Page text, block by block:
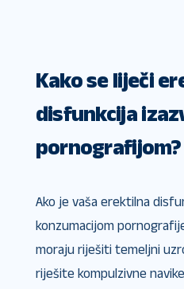
Kako se liječi
disfunkcija
pornografijom?
Ako je vaša erektilna
konzumacijom
moraju riješiti temeljni
riješite kompulzivne